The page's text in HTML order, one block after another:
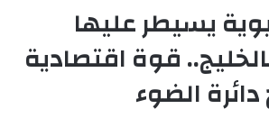
يسيطر عليها
قوة اقتصادية
الضوء